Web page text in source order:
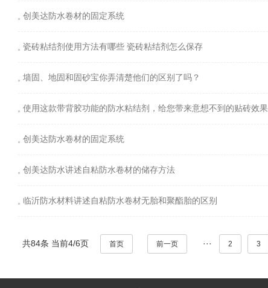
创美达防水卷材的固定系统
瓷砖粘结剂使用方法有哪些 瓷砖粘结剂怎么保存
墙固、地固和固砂宝你弄清楚他们的区别了吗？
使用这款带背胶功能的防水粘结剂，给您带来意想不到的贴砖效果
创美达防水卷材的固定系统
创美达防水讲述自粘防水卷材的储存方法
临沂防水材料讲述自粘防水卷材无胎和聚酯胎的区别
共84条 当前4/6页 首页 前一页 ··· 2 3